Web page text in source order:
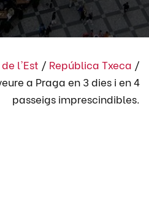
l'Est / República Txeca /
a Praga en 3 dies i en 4
passeigs imprescindibles.